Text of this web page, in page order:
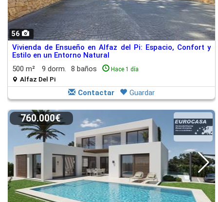
56
Vivienda de Ensueño en Alfaz del Pi: Espacio, Confort y
Estilo en un Entorno Natural
500 m²
9 dorm. 8 baños Hace 1 día
Alfaz Del Pi
Contactar Guardar
760.000€